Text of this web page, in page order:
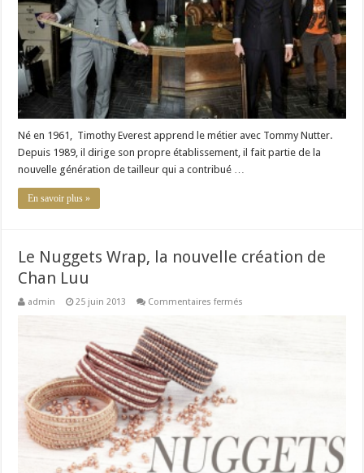
Né en 1961, Timothy Everest apprend le métier avec Tommy Nutter.
Depuis 1989, il dirige son propre établissement, il fait partie de la
nouvelle génération de tailleur qui a contribué …
En savoir plus »
Le Nuggets Wrap, la nouvelle création de
Chan Luu
admin 25 juin 2013 Commentaires fermés